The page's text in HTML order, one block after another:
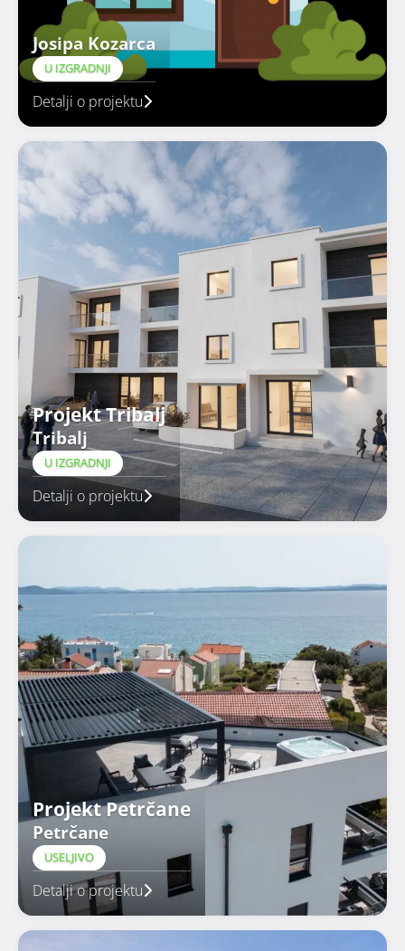
Josipa Kozarca
U IZGRADNJI
Detalji o projektu
Projekt Tribalj
Tribalj
U IZGRADNJI
Detalji o projektu
Projekt Petrčane
Petrčane
USELJIVO
Detalji o projektu